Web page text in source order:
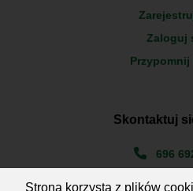
Zaloguj
Przypomnij
Skontaktuj
696
Strona korzysta z plików